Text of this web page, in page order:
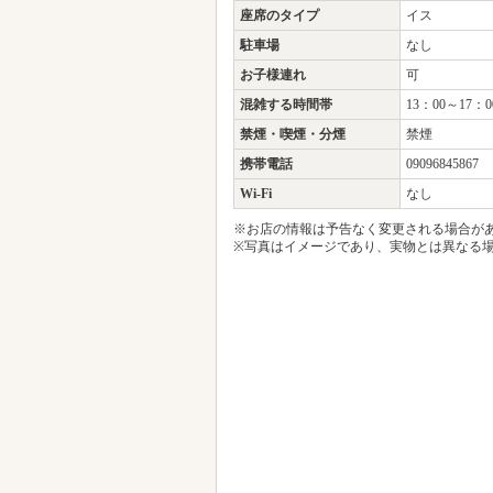
お問合せ時間
9：00～23：00
予約
可
定休日
不定休
クレジットカード
不可（現金の
総席数
3席
宴会最大人数
6人
個室
なし
座席のタイプ
イス
駐車場
なし